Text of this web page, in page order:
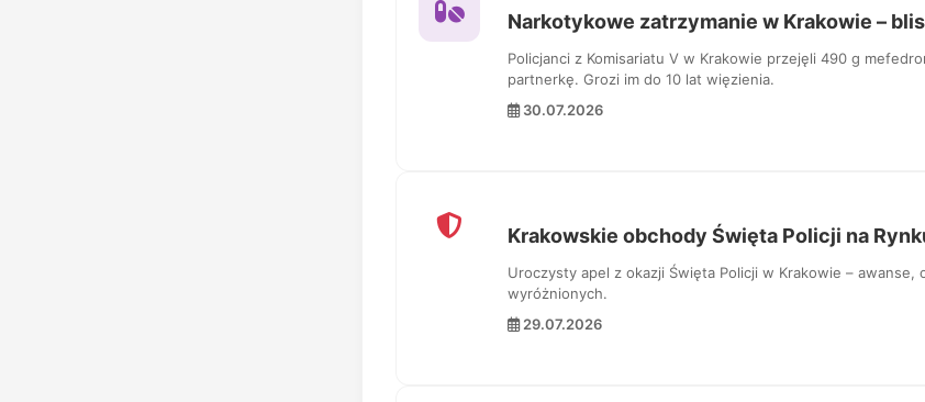
Narkotykowe zatrzymanie w Krakowie –
Policjanci z Komisariatu V w Krakowie przejęli 490 g
partnerkę. Grozi im do 10 lat więzienia.
30.07.2026
Krakowskie obchody Święta Policji na
Uroczysty apel z okazji Święta Policji w Krakowie –
wyróżnionych.
29.07.2026